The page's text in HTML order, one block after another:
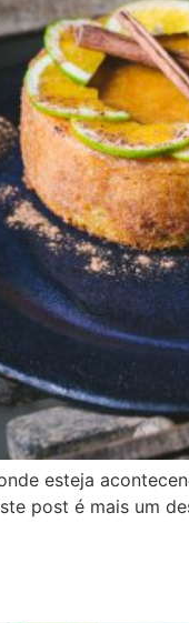
esteja
post é mais um